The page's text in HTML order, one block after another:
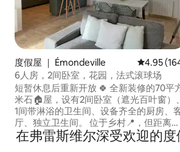
度假屋 ｜ Émondeville 平均评分
4.95
6人房，2间卧室，花园，法式滚球场
短暂休息后重新开放 🍀 全新装修的70平
米石🏠屋，设有2间卧室（遮光百叶窗）、
1间带淋浴的卫生间、设备齐全的厨房、
厅、独立卫生间。 位于乡村📍，但距离商
店5分钟路程，距离4条车道仅2分钟路程
🪴 大花园、露台和pétanque球场可通往
在弗雷斯维尔深受欢迎的